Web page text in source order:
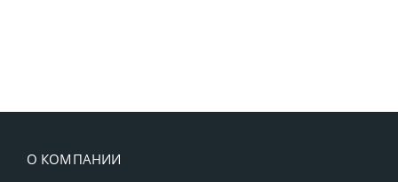
О КОМПАНИИ